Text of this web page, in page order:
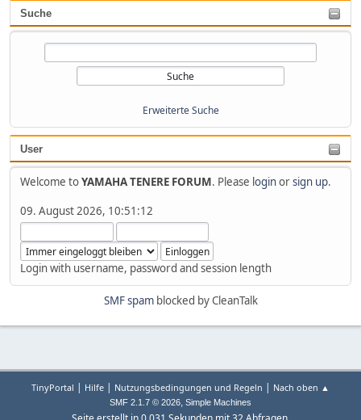
Suche
Erweiterte Suche
User
Welcome toYAMAHA TENERE FORUM. Please loginorsign up.
09. August 2026, 10:51:12
Login with username, password and session length
SMF spamblocked by CleanTalk
TinyPortal | Hilfe | Nutzungsbedingungen und Regeln | Nach oben ▲
SMF 2.1.7 © 2026, Simple Machines